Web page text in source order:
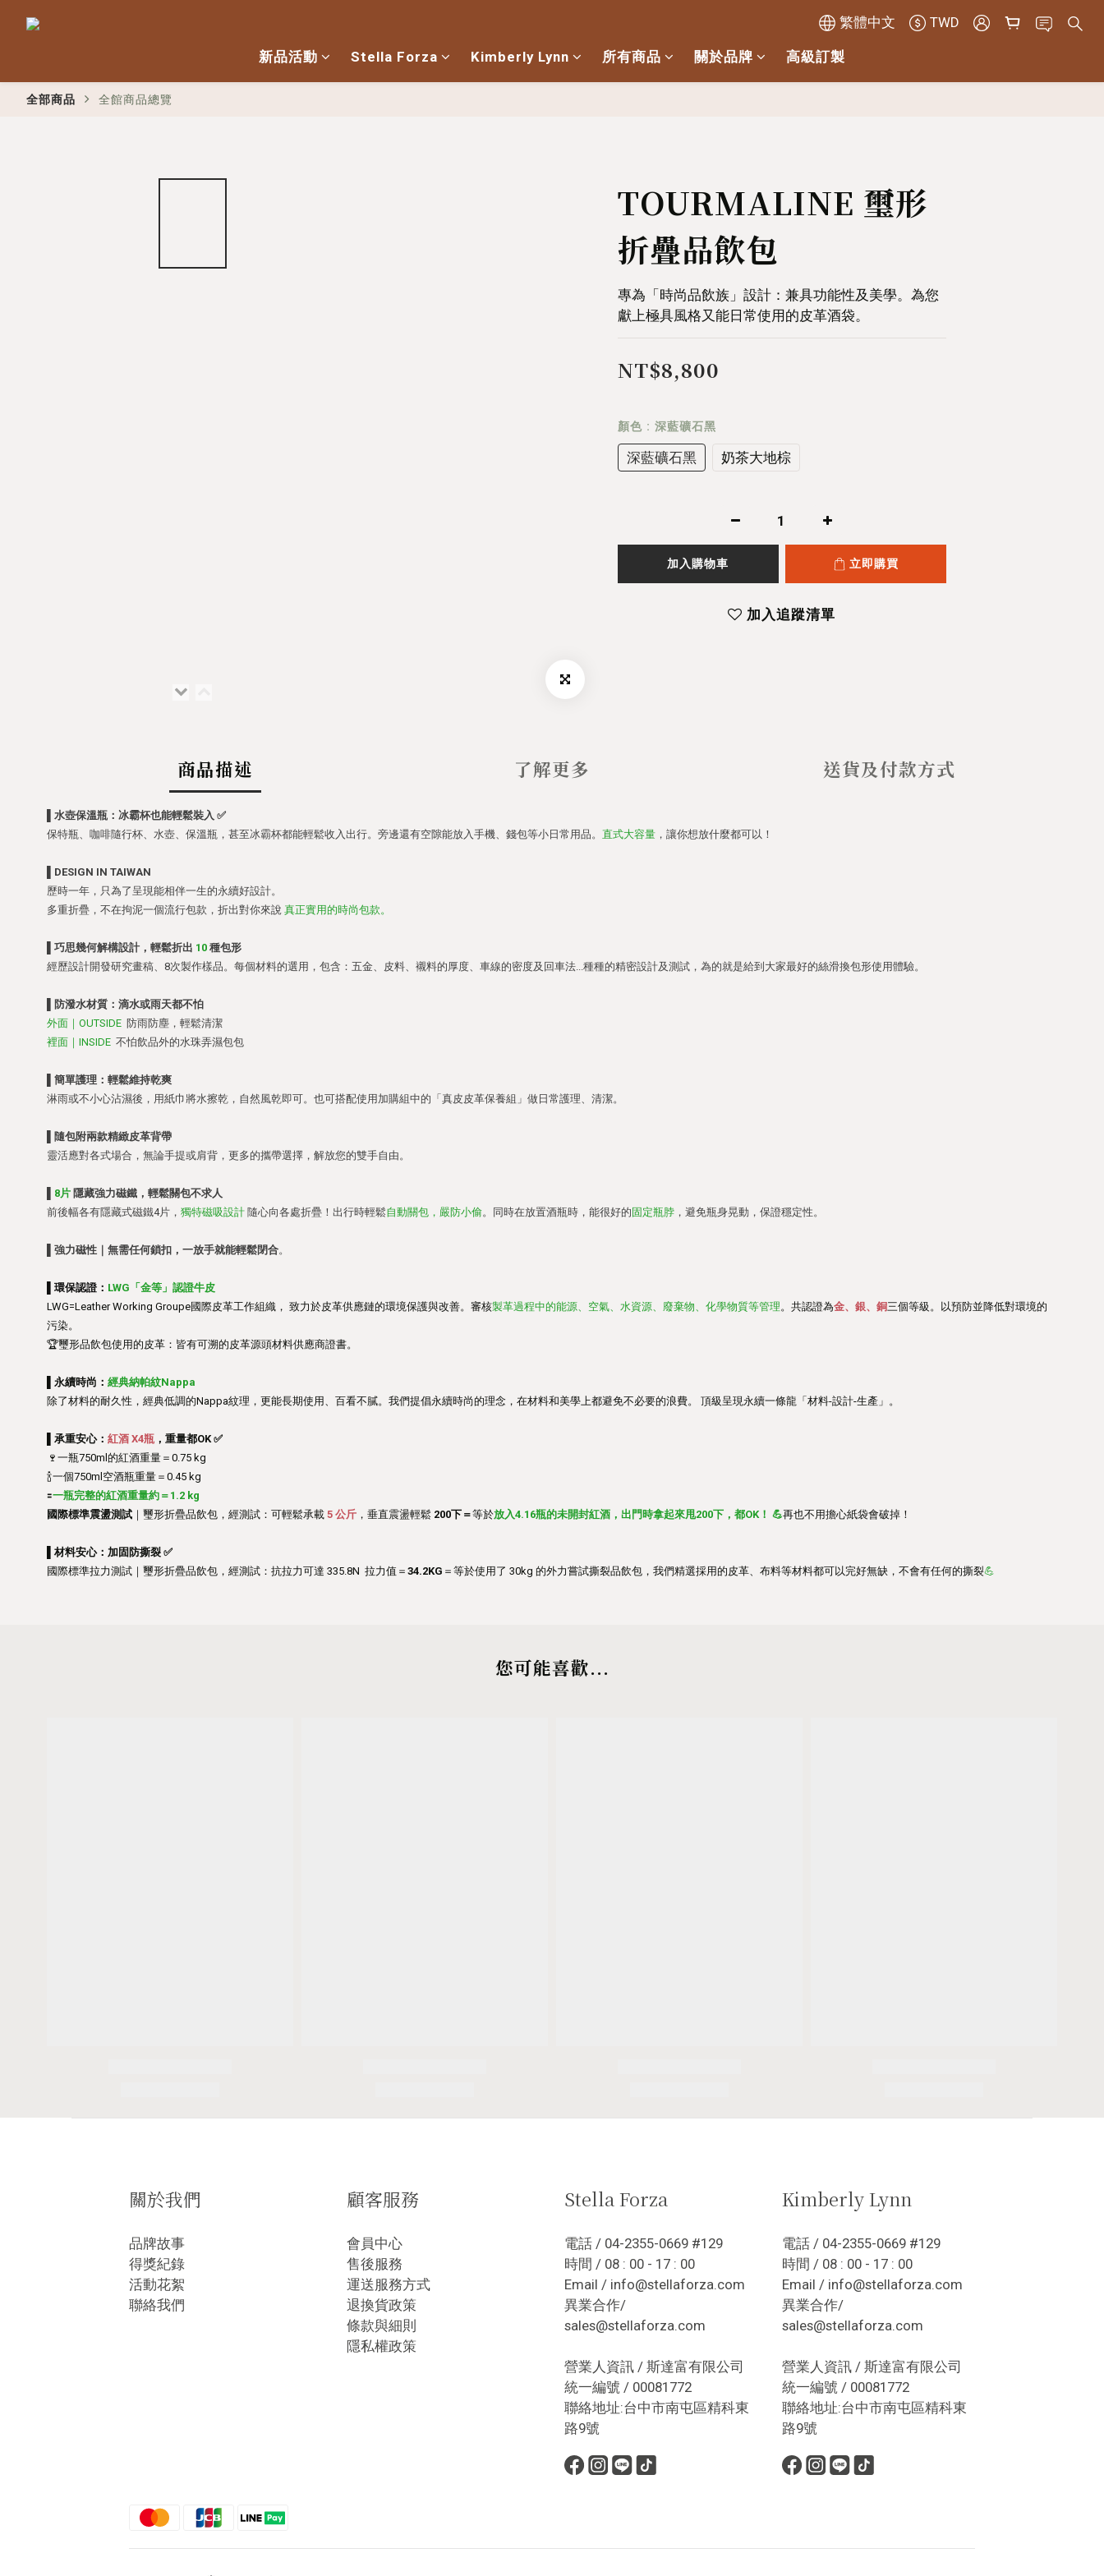
繁體中文 TWD
新品活動 Stella Forza Kimberly Lynn 所有商品 關於品牌 高級訂製
全部商品 全館商品總覽
TOURMALINE 璽形
折疊品飲包
專為「時尚品飲族」設計：兼具功能性及美學。為您
獻上極具風格又能日常使用的皮革酒袋。
NT$8,800
顏色 : 深藍礦石黑
深藍礦石黑 奶茶大地棕
加入購物車 立即購買
加入追蹤清單
商品描述 了解更多 送貨及付款方式
▌水壺保溫瓶：冰霸杯也能輕鬆裝入 ✅
保特瓶、咖啡隨行杯、水壺、保溫瓶，甚至冰霸杯都能輕鬆收入出行。旁邊還有空隙能放入手機、錢包等小日常用品。 直式大容量 ，讓你想放什麼都可以！
DESIGN IN TAIWAN
歷時一年，只為了呈現能相伴一生的永續好設計。
多重折疊，不在拘泥一個流行包款，折出對你來說 真正實用的時尚包款。
▌巧思幾何解構設計，輕鬆折出 10 種包形
經歷設計開發研究畫稿、8次製作樣品。每個材料的選用，包含：五金、皮料、襯料的厚度、車線的密度及回車法...種種的精密設計及測試，為的就是給到大家最好的絲滑換包形使用體驗。
防潑水材質：滴水或雨天都不怕
外面｜ OUTSIDE 防雨防塵，輕鬆清潔
裡面｜INSIDE 不怕飲品外的水珠弄濕包包
▌簡單護理：輕鬆維持乾爽
淋雨或不小心沾濕後，用紙巾將水擦乾，自然風乾即可。也可搭配使用加購組中的「真皮皮革保養組」做日常護理、清潔。
隨包附兩款精緻皮革背帶
靈活應對各式場合，無論手提或肩背，更多的攜帶選擇，解放您的雙手自由。
8片 隱藏強力磁鐵，輕鬆關包不求人
前後幅各有隱藏式磁鐵4片， 獨特磁吸設計 隨心向各處折疊！出行時輕鬆自動關包，嚴防小偷。同時在放置酒瓶時，能很好的 固定瓶脖 ，避免瓶身晃動，保證穩定性。
強力磁性｜ 無需任何鎖扣，一放手就能輕鬆閉合。
▌環保認證： LWG「金等」認證牛皮
LWG=Leather Working Groupe國際皮革工作組織， 致力於皮革供應鏈的環境保護與改善。審核製革過程中的能源、空氣、水資源、廢棄物、化學物質等管理。共認證為金、銀、銅三個等級。以預防並降低對環境的
污染。
🏆璽形品飲包使用的皮革：皆有可溯的皮革源頭材料供應商證書。
▌永續時尚： 經典納帕紋Nappa
除了材料的耐久性，經典低調的Nappa紋理，更能長期使用、百看不膩。我們提倡永續時尚的理念，在材料和美學上都避免不必要的浪費。 頂級呈現永續一條龍「材料-設計-生產」。
▌承重安心： 紅酒 X4瓶 ，重量都OK ✅
🍷一瓶750ml的紅酒重量＝0.75 kg
🍾一個750ml空酒瓶重量＝0.45 kg
🟰一瓶完整的紅酒重量約＝ 1.2 kg
國際標準震盪測試 ｜璽形折疊品飲包，經測試：可輕鬆承載 5 公斤 ，垂直震盪輕鬆 200下＝等於放入4.16瓶的未開封紅酒，出門時拿起來甩200下，都OK！ 💪再也不用擔心紙袋會破掉！
▌材料安心：加固防撕裂 ✅
國際標準拉力測試｜璽形折疊品飲包，經測試：抗拉力可達 335.8N 拉力值＝ 34.2KG ＝等於使用了 30kg 的外力嘗試撕裂品飲包，我們精選採用的皮革、布料等材料都可以完好無缺，不會有任何的撕裂💪
您可能喜歡...
關於我們
品牌故事
得獎紀錄
活動花絮
聯絡我們
顧客服務
會員中心
售後服務
運送服務方式
退換貨政策
條款與細則
隱私權政策
Stella Forza
電話 / 04-2355-0669 #129
時間 / 08 : 00 - 17 : 00
Email / info@stellaforza.com
異業合作/
sales@stellaforza.com
營業人資訊 / 斯達富有限公司
統一編號 / 00081772
聯絡地址:台中市南屯區精科東
路9號
Kimberly Lynn
電話 / 04-2355-0669 #129
時間 / 08 : 00 - 17 : 00
Email / info@stellaforza.com
異業合作/
sales@stellaforza.com
營業人資訊 / 斯達富有限公司
統一編號 / 00081772
聯絡地址:台中市南屯區精科東
路9號